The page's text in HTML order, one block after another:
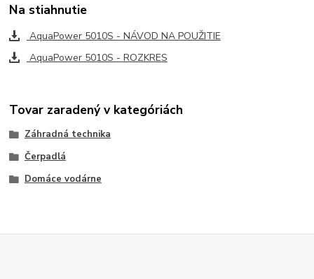
Na stiahnutie
AquaPower 5010S - NÁVOD NA POUŽITIE
AquaPower 5010S - ROZKRES
Tovar zaradený v kategóriách
Záhradná technika
Čerpadlá
Domáce vodárne